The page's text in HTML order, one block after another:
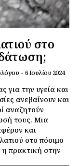
στο
- 6 Ιουλίου 2024
για την υγεία και
ανεβαίνουν και
αναζητούν
τους. Μια
και
στο πόσιμο
πρακτική στην